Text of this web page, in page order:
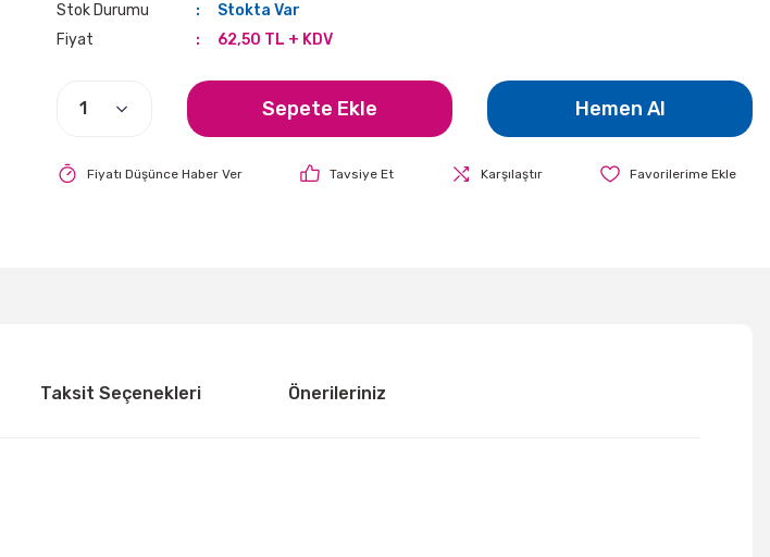
Stok Durumu
Stokta Var
Fiyat
62,50 TL + KDV
Sepete Ekle Hemen Al
Fiyatı Düşünce Haber Ver Tavsiye Et Karşılaştır
Taksit Seçenekleri Önerileriniz